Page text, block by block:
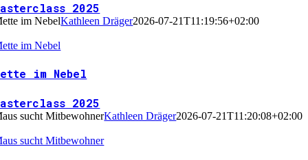
2025
im NebelKathleen Dräger2026-07-21T11:19:56+02:00
im Nebel
im Nebel
2025
sucht MitbewohnerKathleen Dräger2026-07-21T11:20:08+02:00
sucht Mitbewohner